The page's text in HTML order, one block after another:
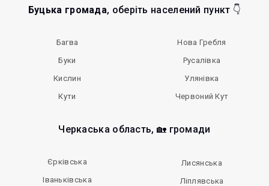
Буцька громада, оберіть населений пункт 👇
Багва
Буки
Кислин
Кути
Нова Гребля
Русалівка
Улянівка
Червоний Кут
Черкаська область, 🏡 громади
Єрківська
Іваньківська
Лисянська
Ліплявська